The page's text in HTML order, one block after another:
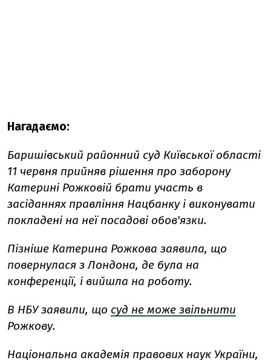
Нагадаємо:
Баришівський районний суд Київської області
11 червня прийняв рішення про заборону
Катерині Рожковій брати участь в
засіданнях правління Нацбанку і виконувати
покладені на неї посадові обов'язки.
Пізніше Катерина Рожкова заявила, що
повернулася з Лондона, де була на
конференції, і вийшла на роботу.
В НБУ заявили, що суд не може звільнити
Рожкову.
Національна академія правових наук України,